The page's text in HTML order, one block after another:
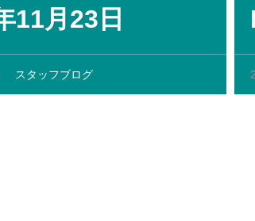
11月23日
スタッフブログ